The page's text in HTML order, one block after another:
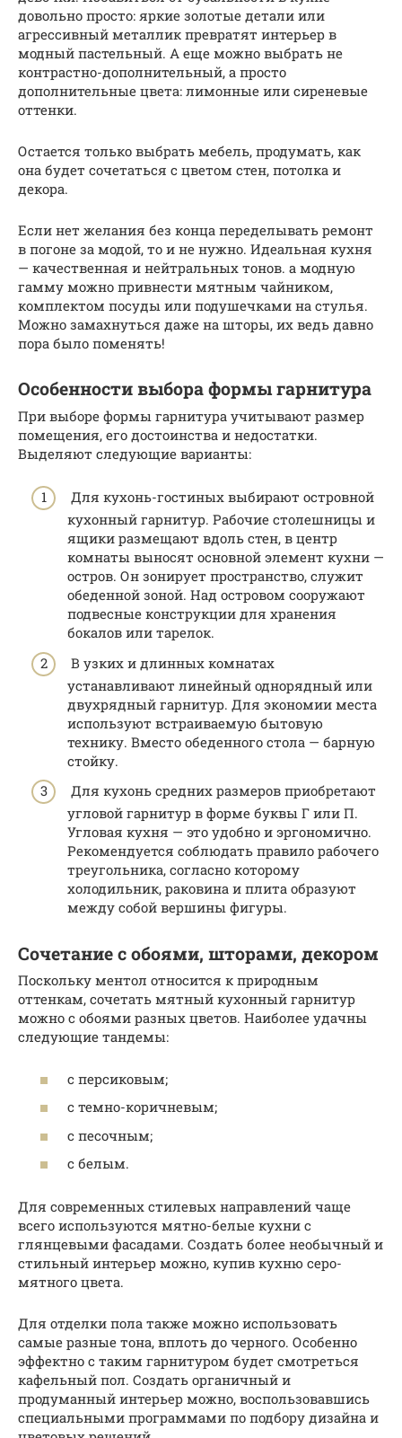
довольно просто: яркие золотые детали или
агрессивный металлик превратят интерьер в
модный пастельный. А еще можно выбрать не
контрастно-дополнительный, а просто
дополнительные цвета: лимонные или сиреневые
оттенки.
Остается только выбрать мебель, продумать, как
она будет сочетаться с цветом стен, потолка и
декора.
Если нет желания без конца переделывать ремонт
в погоне за модой, то и не нужно. Идеальная кухня
— качественная и нейтральных тонов. а модную
гамму можно привнести мятным чайником,
комплектом посуды или подушечками на стулья.
Можно замахнуться даже на шторы, их ведь давно
пора было поменять!
Особенности выбора формы гарнитура
При выборе формы гарнитура учитывают размер
помещения, его достоинства и недостатки.
Выделяют следующие варианты:
Для кухонь-гостиных выбирают островной
кухонный гарнитур. Рабочие столешницы и
ящики размещают вдоль стен, в центр
комнаты выносят основной элемент кухни —
остров. Он зонирует пространство, служит
обеденной зоной. Над островом сооружают
подвесные конструкции для хранения
бокалов или тарелок.
В узких и длинных комнатах
устанавливают линейный однорядный или
двухрядный гарнитур. Для экономии места
используют встраиваемую бытовую
технику. Вместо обеденного стола — барную
стойку.
Для кухонь средних размеров приобретают
угловой гарнитур в форме буквы Г или П.
Угловая кухня — это удобно и эргономично.
Рекомендуется соблюдать правило рабочего
треугольника, согласно которому
холодильник, раковина и плита образуют
между собой вершины фигуры.
Сочетание с обоями, шторами, декором
Поскольку ментол относится к природным
оттенкам, сочетать мятный кухонный гарнитур
можно с обоями разных цветов. Наиболее удачны
следующие тандемы:
с персиковым;
с темно-коричневым;
с песочным;
с белым.
Для современных стилевых направлений чаще
всего используются мятно-белые кухни с
глянцевыми фасадами. Создать более необычный и
стильный интерьер можно, купив кухню серо-
мятного цвета.
Для отделки пола также можно использовать
самые разные тона, вплоть до черного. Особенно
эффектно с таким гарнитуром будет смотреться
кафельный пол. Создать органичный и
продуманный интерьер можно, воспользовавшись
специальными программами по подбору дизайна и